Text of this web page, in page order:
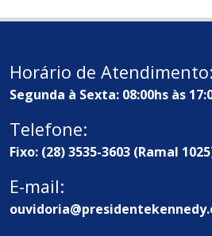
Horário de Atendimento:
Segunda à Sexta: 08:00hs às
Telefone:
Fixo: (28) 3535-3603 (Ramal
E-mail: